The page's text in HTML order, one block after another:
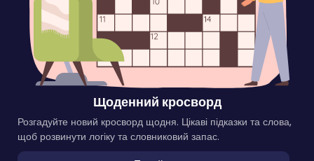
Щоденний кросворд
Розгадуйте новий кросворд щодня. Цікаві підказки та слова,
щоб розвинути логіку та словниковий запас.